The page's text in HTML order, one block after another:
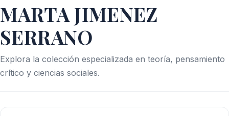
MARTA JIMENEZ
SERRANO
Explora la colección especializada en teoría, pensamiento
crítico y ciencias sociales.